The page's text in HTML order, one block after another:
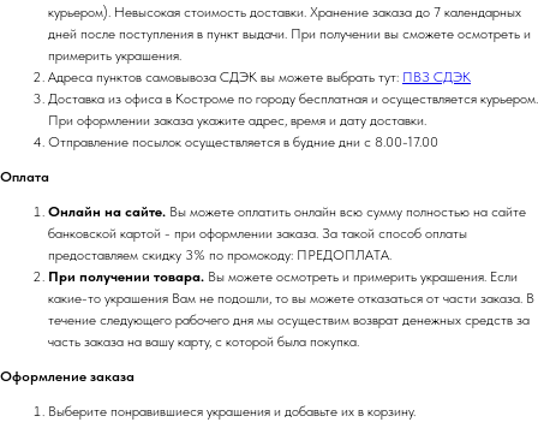
курьером). Невысокая стоимость доставки. Хранение заказа до 7 календарных
дней после поступления в пункт выдачи. При получении вы сможете осмотреть и
примерить украшения.
Адреса пунктов самовывоза СДЭК вы можете выбрать тут: ПВЗ СДЭК
Доставка из офиса в Костроме по городу бесплатная и осуществляется курьером.
При оформлении заказа укажите адрес, время и дату доставки.
Отправление посылок осуществляется в будние дни с 8.00-17.00
Оплата
Онлайн на сайте. Вы можете оплатить онлайн всю сумму полностью на сайте
банковской картой - при оформлении заказа. За такой способ оплаты
предоставляем скидку 3% по промокоду: ПРЕДОПЛАТА.
При получении товара. Вы можете осмотреть и примерить украшения. Если
какие-то украшения Вам не подошли, то вы можете отказаться от части заказа. В
течение следующего рабочего дня мы осуществим возврат денежных средств за
часть заказа на вашу карту, с которой была покупка.
Оформление заказа
Выберите понравившиеся украшения и добавьте их в корзину.